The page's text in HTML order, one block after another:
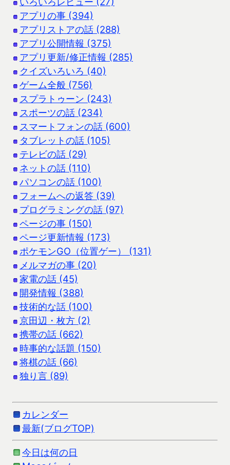
アプリの事 (394)
アプリストアの話 (288)
アプリ公開情報 (375)
アプリ更新/修正情報 (285)
クイズいろいろ (40)
ゲーム全般 (756)
スプラトゥーン (243)
スポーツの話 (234)
スマートフォンの話 (600)
タブレットの話 (105)
テレビの話 (29)
ネットの話 (110)
パソコンの話 (100)
フォームへの返答 (39)
プログラミングの話 (97)
ページの事 (150)
ページ更新情報 (173)
ポケモンGO（位置ゲー） (131)
メルマガの事 (20)
家電の話 (45)
開発情報 (388)
技術的な話 (100)
京田辺・枚方 (2)
携帯の話 (662)
時事的な話題 (150)
将棋の話 (66)
独り言 (89)
カレンダー
最新(ブログTOP)
今日は何の日